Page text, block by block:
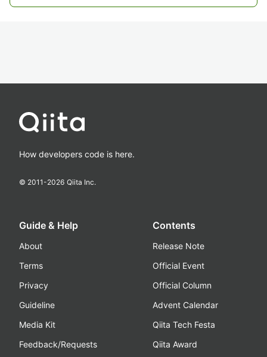
How developers code is here.
© 2011-2026 Qiita Inc.
Guide & Help
About
Terms
Privacy
Guideline
Media Kit
Feedback/Requests
Contents
Release Note
Official Event
Official Column
Advent Calendar
Qiita Tech Festa
Qiita Award